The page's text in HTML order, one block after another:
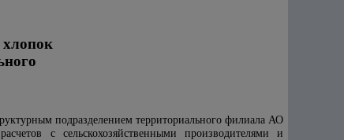
подразделением территориального филиала АО
с сельскохозяйственными производителями и